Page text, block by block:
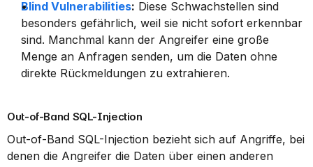
Blind Vulnerabilities: Diese Schwachstellen sind
besonders gefährlich, weil sie nicht sofort erkennbar
sind. Manchmal kann der Angreifer eine große
Menge an Anfragen senden, um die Daten ohne
direkte Rückmeldungen zu extrahieren.
Out-of-Band SQL-Injection
Out-of-Band SQL-Injection bezieht sich auf Angriffe, bei
denen die Angreifer die Daten über einen anderen